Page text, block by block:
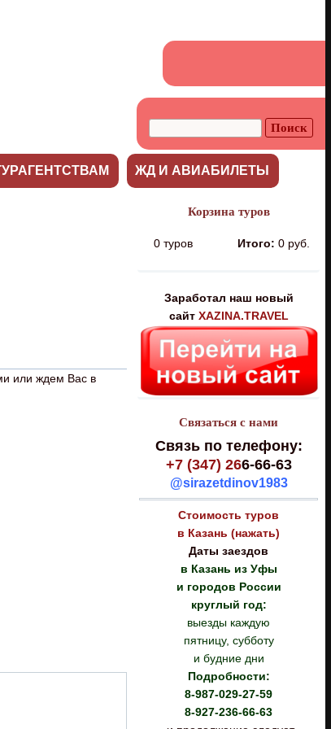
ЖД И АВИАБИЛЕТЫ
Корзина туров
0 туров Итого: 0 руб.
Заработал наш новый
сайт XAZINA.TRAVEL
Связаться с нами
Связь по телефону:
+7 (347) 266-66-63
@sirazetdinov1983
Стоимость туров
в Казань (нажать)
Даты заездов
в Казань из Уфы
и городов России
круглый год:
выезды каждую
пятницу, субботу
и будние дни
Подробности:
8-987-029-27-59
8-927-236-66-63
или ждем Вас в